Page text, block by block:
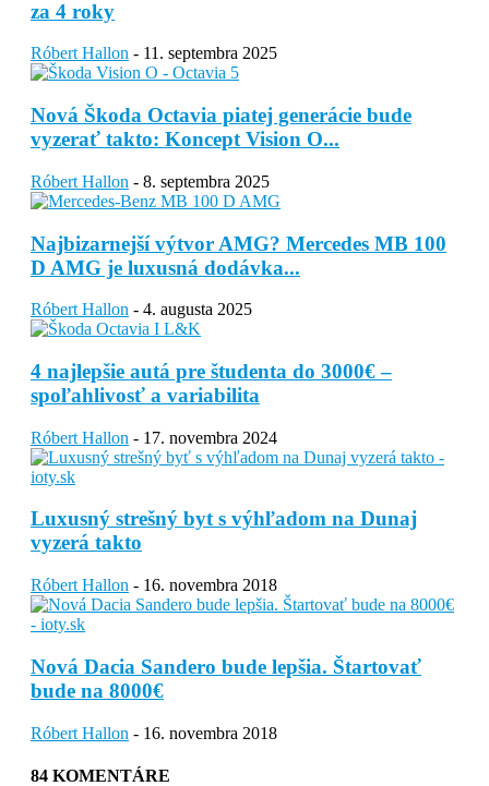
za 4 roky
Róbert Hallon - 11. septembra 2025
Nová Škoda Octavia piatej generácie bude
vyzerať takto: Koncept Vision O...
Róbert Hallon - 8. septembra 2025
Najbizarnejší výtvor AMG? Mercedes MB 100
D AMG je luxusná dodávka...
Róbert Hallon - 4. augusta 2025
4 najlepšie autá pre študenta do 3000€ –
spoľahlivosť a variabilita
Róbert Hallon - 17. novembra 2024
Luxusný strešný byt s výhľadom na Dunaj
vyzerá takto
Róbert Hallon - 16. novembra 2018
Nová Dacia Sandero bude lepšia. Štartovať
bude na 8000€
Róbert Hallon - 16. novembra 2018
84 KOMENTÁRE